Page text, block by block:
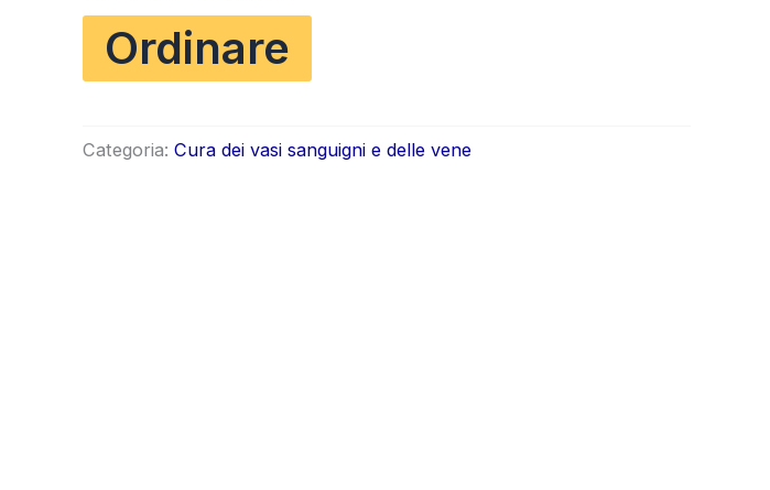
recensioni
prezzo
originaleattuale
Ordinare
Categoria: Cura dei vasi sanguigni e delle vene